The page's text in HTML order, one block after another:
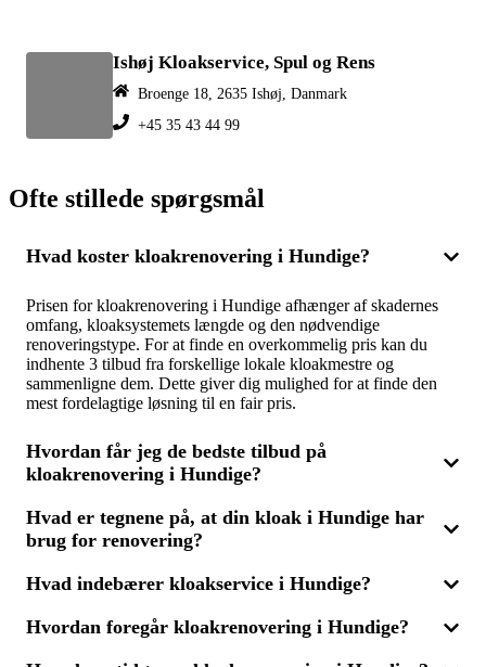
Ishøj Kloakservice, Spul og Rens
Broenge 18, 2635 Ishøj, Danmark
+45 35 43 44 99
Ofte stillede spørgsmål
Hvad koster kloakrenovering i Hundige?
Prisen for kloakrenovering i Hundige afhænger af skadernes
omfang, kloaksystemets længde og den nødvendige
renoveringstype. For at finde en overkommelig pris kan du
indhente 3 tilbud fra forskellige lokale kloakmestre og
sammenligne dem. Dette giver dig mulighed for at finde den
mest fordelagtige løsning til en fair pris.
Hvordan får jeg de bedste tilbud på
kloakrenovering i Hundige?
For at sikre de bedste tilbud på kloakrenovering i Hundige skal
du kontakte flere erfarne kloakmestre for at indhente tilbud.
ideelle pris og kvalitet, der passer til dine behov. Sørg for, at
du kan vælge den mest effektive løsning.
Hvad er tegnene på, at din kloak i Hundige har
brug for renovering?
Tegn på, at din kloak i Hundige måske skal renoveres, kan
dræning. Nogle gange kan du også finde revner eller
Hvad indebærer kloakservice i Hundige?
Kloakservice i Hundige omfatter en række ydelser som
Hvordan foregår kloakrenovering i Hundige?